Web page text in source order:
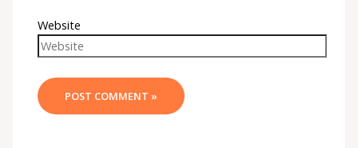
Website